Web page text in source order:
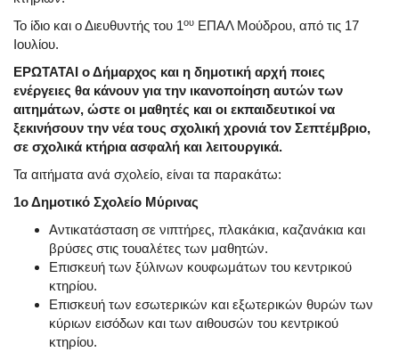
Το ίδιο και ο Διευθυντής του 1ου ΕΠΑΛ Μούδρου, από τις 17
Ιουλίου.
ΕΡΩΤΑΤΑΙ ο Δήμαρχος και η δημοτική αρχή ποιες
ενέργειες θα κάνουν για την ικανοποίηση αυτών των
αιτημάτων, ώστε οι μαθητές και οι εκπαιδευτικοί να
ξεκινήσουν την νέα τους σχολική χρονιά τον Σεπτέμβριο,
σε σχολικά κτήρια ασφαλή και λειτουργικά.
Τα αιτήματα ανά σχολείο, είναι τα παρακάτω:
1ο Δημοτικό Σχολείο Μύρινας
Αντικατάσταση σε νιπτήρες, πλακάκια, καζανάκια και
βρύσες στις τουαλέτες των μαθητών.
Επισκευή των ξύλινων κουφωμάτων του κεντρικού
κτηρίου.
Επισκευή των εσωτερικών και εξωτερικών θυρών των
κύριων εισόδων και των αιθουσών του κεντρικού
κτηρίου.